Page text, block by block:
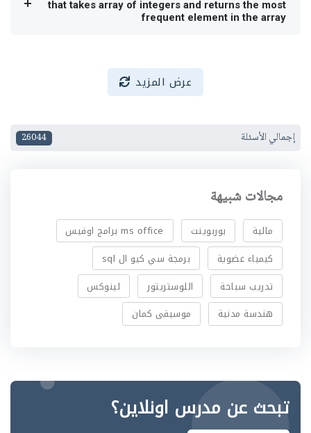
that takes array of integers and returns the most
frequent element in the array
عرض المزيد
إجمالي الأسئلة 26044
مجالات شبيهة
مالية بوربوينت
ms office برامج اوفيس
كيمياء عضوية
برمجة سي كيو ال sql
تدريب سباحة
اللوستريتور
لينوكس
هندسة مدنية
موسيقى كمان
تبحث عن مدرس اونلاين؟